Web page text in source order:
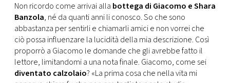
Non ricordo come arrivai alla bottega di Giacomo e Shara
Banzola, né da quanti anni li conosco. So che sono
abbastanza per sentirli e chiamarli amici e non vorrei che
ciò possa influenzare la lucidità della mia descrizione. Così
proporrò a Giacomo le domande che gli avrebbe fatto il
lettore, limitandomi a una nota finale. Giacomo, come sei
diventato calzolaio? «La prima cosa che nella vita mi